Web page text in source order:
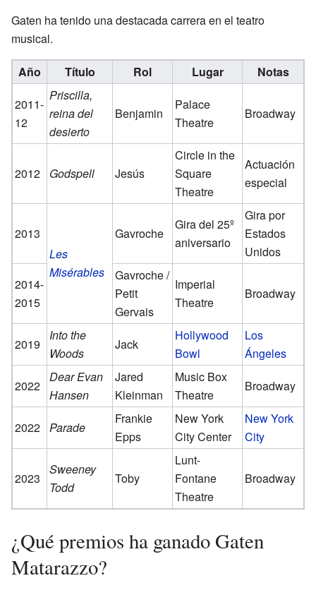
Gaten ha tenido una destacada carrera en el teatro
musical.
Año Título Rol Lugar
Notas
2011-
12
Priscilla,
reina del
desierto
Benjamin
Palace
Theatre
Broadway
2012 Godspell Jesús
Circle in the
Square
Theatre
Actuación
especial
2013
Les
Misérables
Gavroche
Gira del 25º
aniversario
Gira por
Estados
Unidos
2014-
2015
Gavroche /
Petit
Gervais
Imperial
Theatre
Broadway
2019
Into the
Woods
Jack
Hollywood
Bowl
Los
Ángeles
2022
Dear Evan
Hansen
Jared
Kleinman
Music Box
Theatre
Broadway
2022 Parade
Frankie
Epps
New York
City Center
New York
City
2023
Sweeney
Todd
Toby
Lunt-
Fontane
Theatre
Broadway
¿Qué premios ha ganado Gaten
Matarazzo?